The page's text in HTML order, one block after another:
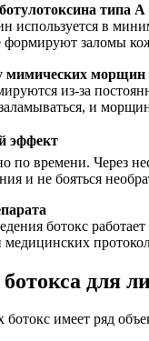
типа A
используется в
заломы
мимических морщин
из-за
и
эффект
по времени. Через
и не бояться
ботокс
для
имеет ряд